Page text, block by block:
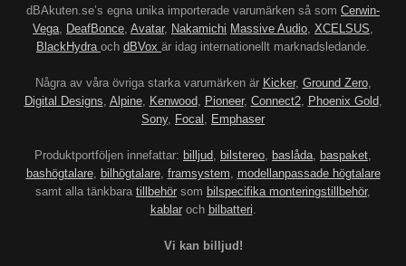
dBAkuten.se’s egna unika importerade varumärken så som Cerwin-
Vega, DeafBonce, Avatar, Nakamichi Massive Audio, XCELSUS,
BlackHydra och dBVox är idag internationellt marknadsledande.
Några av våra övriga starka varumärken är Kicker, Ground Zero,
Digital Designs, Alpine, Kenwood, Pioneer, Connect2, Phoenix Gold,
Sony, Focal , Emphaser
Produktportföljen innefattar: billjud, bilstereo, baslåda, baspaket,
bashögtalare, bilhögtalare, framsystem, modellanpassade högtalare
samt alla tänkbara tillbehör som bilspecifika monteringstillbehör,
kablaroch bilbatteri.
Vi kan billjud!